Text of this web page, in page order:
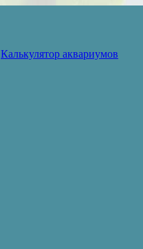
Калькулятор аквариумов